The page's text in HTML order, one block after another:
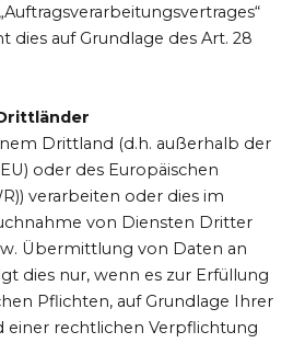
dies auf Grundlage des Art. 28
Drittland (d.h. außerhalb der
oder des Europäischen
verarbeiten oder dies im
von Diensten Dritter
Übermittlung von Daten an
dies nur, wenn es zur Erfüllung
Pflichten, auf Grundlage Ihrer
einer rechtlichen Verpflichtung